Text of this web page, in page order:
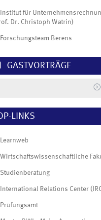
Institut für
Dr. Christoph Watrin)
Forschungsteam Berens
GASTVORTRÄGE
LINKS
Learnweb
Wirtschaftswissenschaftliche
Studienberatung
International Relations Center
Prüfungsamt